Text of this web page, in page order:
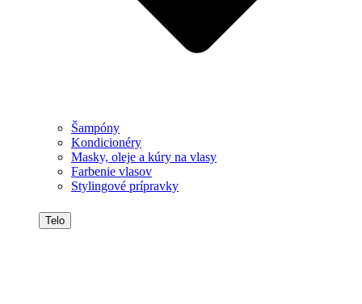
Šampóny
Kondicionéry
Masky, oleje a kúry na vlasy
Farbenie vlasov
Stylingové prípravky
Telo